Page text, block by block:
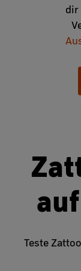
dir
Teste